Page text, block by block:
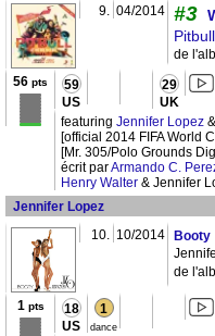
9.
04/2014 #3
Pitbull
de
56 pts 59
US
29
UK
featuring Jennifer Lopez &
[official 2014 FIFA World
[Mr. 305/Polo Grounds
écrit parArmando C.
Henry Walter & Jennifer
Jennifer Lopez
10.
10/2014 Booty
de
1 pts 18
US
1
dance